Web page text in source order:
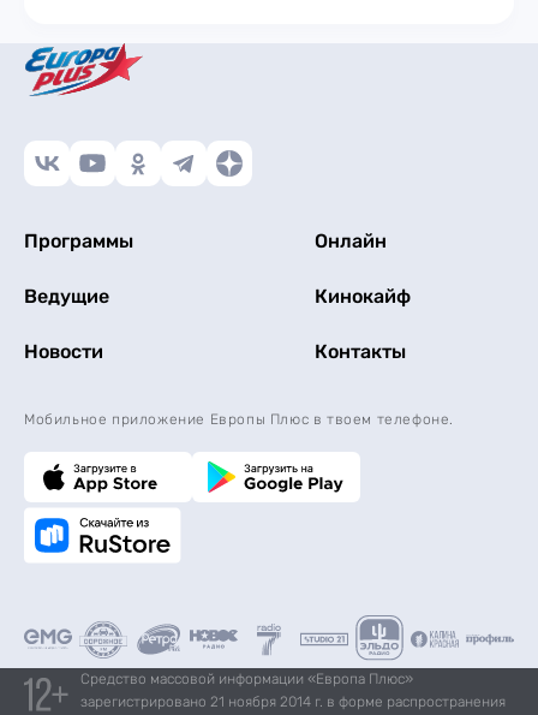
Программы Онлайн
Ведущие Кинокайф
Новости Контакты
Мобильное приложение Европы Плюс в твоем телефоне.
Средство массовой информации «Европа Плюс»
зарегистрировано 21 ноября 2014 г. в форме распространения